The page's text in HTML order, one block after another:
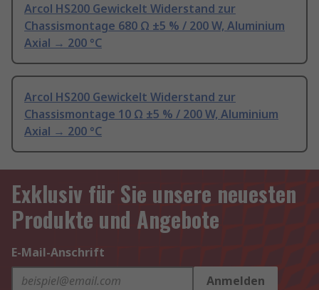
Arcol HS200 Gewickelt Widerstand zur
Chassismontage 680 Ω ±5 % / 200 W, Aluminium
Axial → 200 °C
Arcol HS200 Gewickelt Widerstand zur
Chassismontage 10 Ω ±5 % / 200 W, Aluminium
Axial → 200 °C
Exklusiv für Sie unsere neuesten
Produkte und Angebote
E-Mail-Anschrift
Anmelden